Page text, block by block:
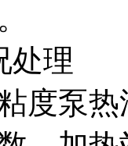
理
泵热